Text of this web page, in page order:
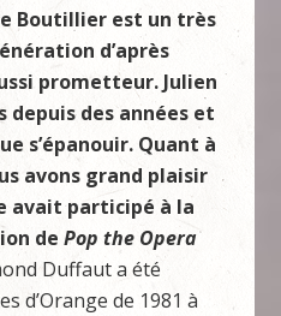
Boutillier est un très
d’après
prometteur. Julien
depuis des années et
s’épanouir. Quant à
avons grand plaisir
avait participé à la
dePop the Opera
Duffaut a été
d’Orange de 1981 à